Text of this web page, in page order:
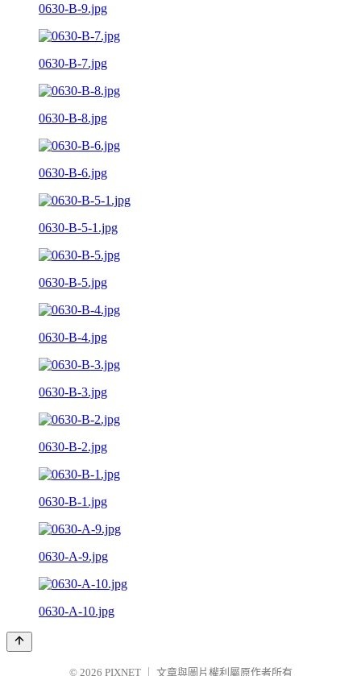
0630-B-9.jpg
0630-B-7.jpg
0630-B-8.jpg
0630-B-6.jpg
0630-B-5-1.jpg
0630-B-5.jpg
0630-B-4.jpg
0630-B-3.jpg
0630-B-2.jpg
0630-B-1.jpg
0630-A-9.jpg
0630-A-10.jpg
© 2026 PIXNET 文章與圖片權利屬原作者所有